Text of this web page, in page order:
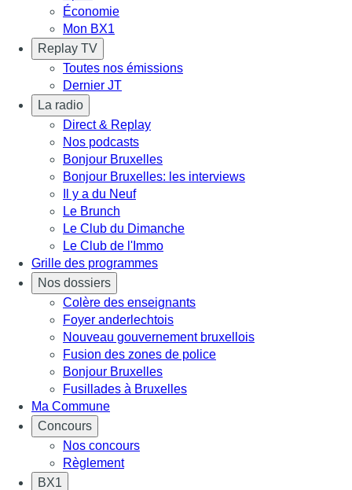
Économie
Mon BX1
Replay TV
Toutes nos émissions
Dernier JT
La radio
Direct & Replay
Nos podcasts
Bonjour Bruxelles
Bonjour Bruxelles: les interviews
Il y a du Neuf
Le Brunch
Le Club du Dimanche
Le Club de l'Immo
Grille des programmes
Nos dossiers
Colère des enseignants
Foyer anderlechtois
Nouveau gouvernement bruxellois
Fusion des zones de police
Bonjour Bruxelles
Fusillades à Bruxelles
Ma Commune
Concours
Nos concours
Règlement
BX1